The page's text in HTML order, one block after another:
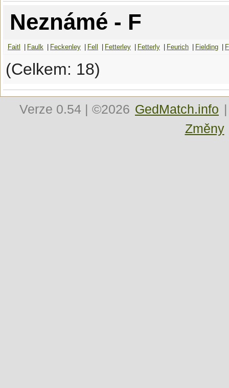
Neznámé - F
Faitl | Faulk | Feckenley | Fell | Fetterley | Fetterly | Feurich | Fielding |
(Celkem: 18)
Verze 0.54 | ©2026 GedMatch.info
Změny